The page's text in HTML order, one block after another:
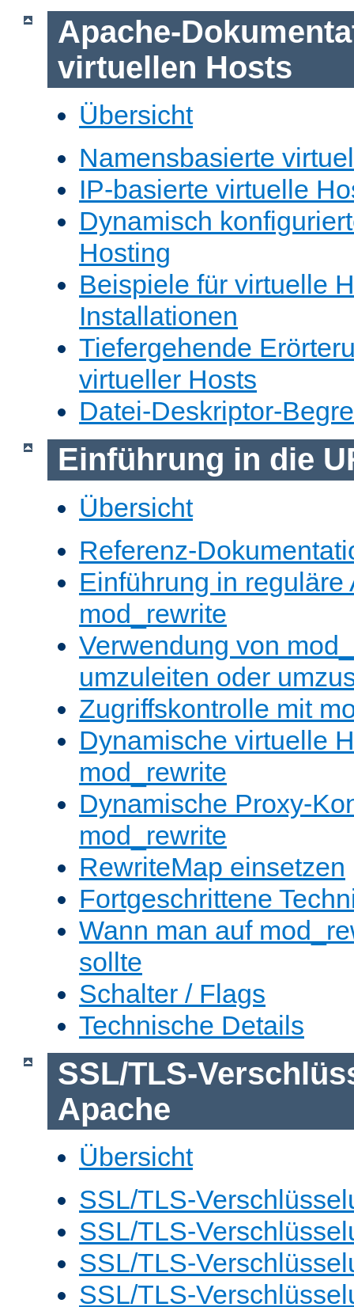
Apache-
virtuellen Hosts
Übersicht
Namensbasierte
IP-basierte virtuelle
Dynamisch
Hosting
Beispiele für virtuelle
Installationen
Tiefergehende
virtueller Hosts
Datei-Deskriptor-
Einführung in die
Übersicht
Referenz-
Einführung in reguläre
mod_rewrite
Verwendung von
umzuleiten oder
Zugriffskontrolle mit
Dynamische virtuelle
mod_rewrite
Dynamische Proxy-
mod_rewrite
RewriteMap einsetzen
Fortgeschrittene
Wann man auf
sollte
Schalter / Flags
Technische Details
SSL/TLS-
Apache
Übersicht
SSL/TLS-
SSL/TLS-
SSL/TLS-
SSL/TLS-